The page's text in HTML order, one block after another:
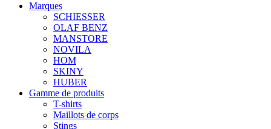
Marques
SCHIESSER
OLAF BENZ
MANSTORE
NOVILA
HOM
SKINY
HUBER
Gamme de produits
T-shirts
Maillots de corps
Stings